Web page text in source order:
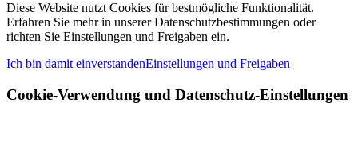
Diese Website nutzt Cookies für bestmögliche Funktionalität.
Erfahren Sie mehr in unserer Datenschutzbestimmungen oder
richten Sie Einstellungen und Freigaben ein.
Ich bin damit einverstandenEinstellungen und Freigaben
Cookie-Verwendung und Datenschutz-Einstellungen